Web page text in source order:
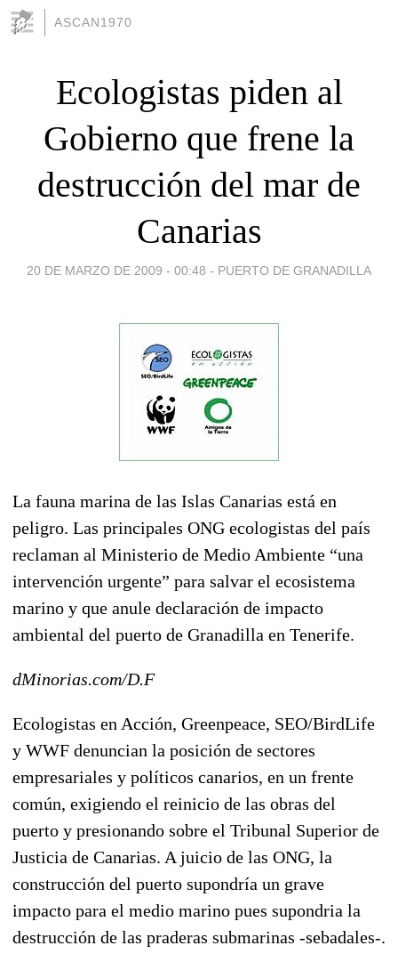
ASCAN1970
Ecologistas piden al
Gobierno que frene la
destrucción del mar de
Canarias
20 DE MARZO DE 2009 - 00:48 - PUERTO DE GRANADILLA
La fauna marina de las Islas Canarias está en
peligro. Las principales ONG ecologistas del país
reclaman al Ministerio de Medio Ambiente “una
intervención urgente” para salvar el ecosistema
marino y que anule declaración de impacto
ambiental del puerto de Granadilla en Tenerife.
dMinorias.com/D.F
Ecologistas en Acción, Greenpeace, SEO/BirdLife
y WWF denuncian la posición de sectores
empresariales y políticos canarios, en un frente
común, exigiendo el reinicio de las obras del
puerto y presionando sobre el Tribunal Superior de
Justicia de Canarias. A juicio de las ONG, la
construcción del puerto supondría un grave
impacto para el medio marino pues supondria la
destrucción de las praderas submarinas -sebadales-.